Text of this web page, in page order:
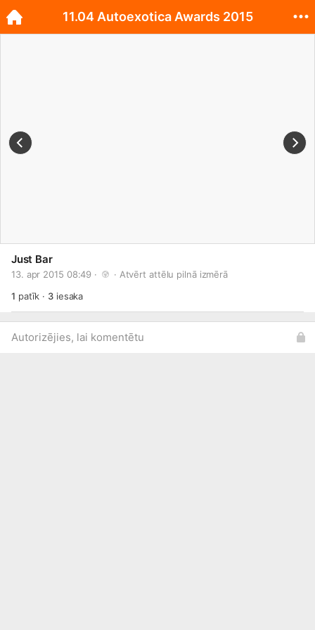
Just Bar
13. apr 2015 08:49 · · Atvērt attēlu pilnā izmērā
1 patīk · 3iesaka
Autorizējies, lai komentētu
11.04 Autoexotica Awards 2015